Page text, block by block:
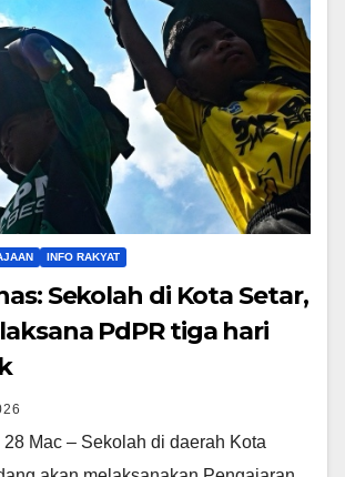
INFO RAKYAT
Sekolah di Kota Setar,
PdPR tiga hari
Mac – Sekolah di daerah Kota